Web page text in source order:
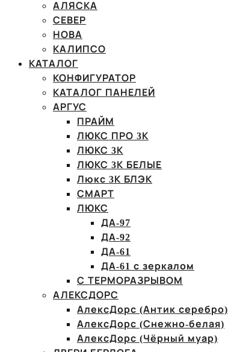
АЛЯСКА
СЕВЕР
НОВА
КАЛИПСО
КАТАЛОГ
КОНФИГУРАТОР
КАТАЛОГ ПАНЕЛЕЙ
АРГУС
ПРАЙМ
ЛЮКС ПРО 3К
ЛЮКС 3К
ЛЮКС 3К БЕЛЫЕ
Люкс 3К БЛЭК
СМАРТ
ЛЮКС
ДА-97
ДА-92
ДА-61
ДА-61 с зеркалом
С ТЕРМОРАЗРЫВОМ
АЛЕКСДОРС
АлексДорс (Антик серебро)
АлексДорс (Снежно-белая)
АлексДорс (Чёрный муар)